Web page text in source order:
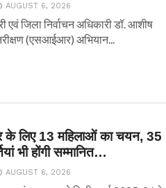
AUGUST 6, 2026
एवं जिला निर्वाचन अधिकारी डॉ. आशीष
(एसआईआर) अभियान...
के लिए 13 महिलाओं का चयन, 35
भी होंगी सम्मानित…
AUGUST 6, 2026